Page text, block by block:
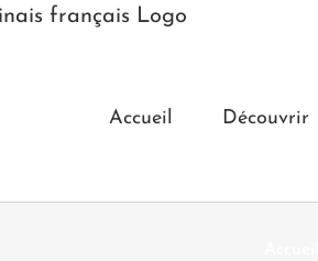
Accueil Découvrir